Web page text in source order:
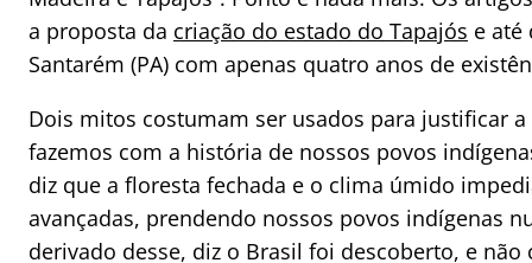
a proposta da criação do estado do Tapajós e
Santarém (PA) com apenas quatro anos de
Dois mitos costumam ser usados para justificar
fazemos com a história de nossos povos
diz que a floresta fechada e o clima úmido
avançadas, prendendo nossos povos indígenas
derivado desse, diz o Brasil foi descoberto, e